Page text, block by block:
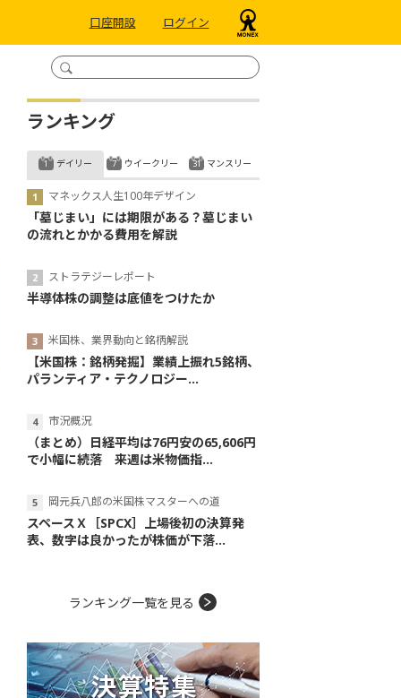
口座開設 ログイン
ランキング
デイリー
マネックス人生100年デザイン
「墓じまい」には期限がある？墓じまい
の流れとかかる費用を解説
ストラテジーレポート
半導体株の調整は底値をつけたか
米国株、業界動向と銘柄解説
【米国株：銘柄発掘】業績上振れ5銘柄、
パランティア・テクノロジー...
市況概況
（まとめ）日経平均は76円安の65,606円
で小幅に続落 来週は米物価指...
岡元兵八郎の米国株マスターへの道
スペースＸ［SPCX］上場後初の決算発
表、数字は良かったが株価が下落...
ウイークリー マンスリー
ランキング一覧を見る